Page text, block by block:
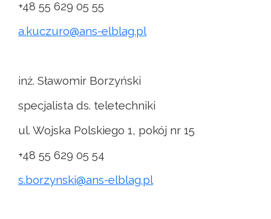
+48 55 629 05 55
a.kuczuro@ans-elblag.pl
inż. Sławomir Borzyński
specjalista ds. teletechniki
ul. Wojska Polskiego 1, pokój nr 15
+48 55 629 05 54
s.borzynski@ans-elblag.pl